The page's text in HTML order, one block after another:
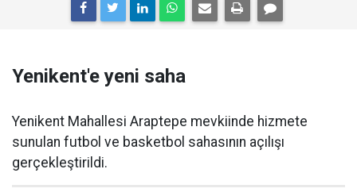
Yenikent'e yeni saha
Yenikent Mahallesi Araptepe mevkiinde hizmete
sunulan futbol ve basketbol sahasının açılışı
gerçekleştirildi.